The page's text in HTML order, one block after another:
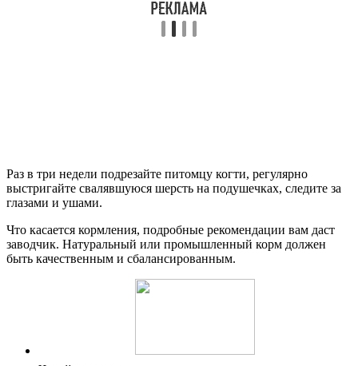
Раз в три недели подрезайте питомцу когти, регулярно
выстригайте свалявшуюся шерсть на подушечках, следите за
глазами и ушами.
Что касается кормления, подробные рекомендации вам даст
заводчик. Натуральный или промышленный корм должен
быть качественным и сбалансированным.